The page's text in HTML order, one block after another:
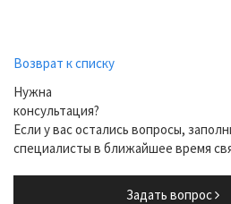
Возврат к списку
Нужна
консультация?
Если у вас остались вопросы,
специалисты в ближайшее время
Задать вопрос